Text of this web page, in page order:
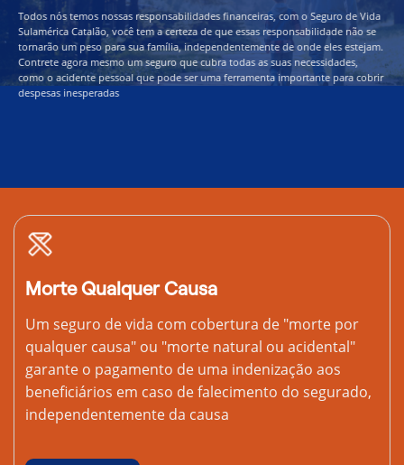
Todos nós temos nossas responsabilidades financeiras, com o Seguro de Vida
Sulamérica Catalão, você tem a certeza de que essas responsabilidade não se
tornarão um peso para sua família, independentemente de onde eles estejam.
Contrete agora mesmo um seguro que cubra todas as suas necessidades,
como o acidente pessoal que pode ser uma ferramenta importante para cobrir
despesas inesperadas
Morte Qualquer Causa
Um seguro de vida com cobertura de "morte por
qualquer causa" ou "morte natural ou acidental"
garante o pagamento de uma indenização aos
beneficiários em caso de falecimento do segurado,
independentemente da causa